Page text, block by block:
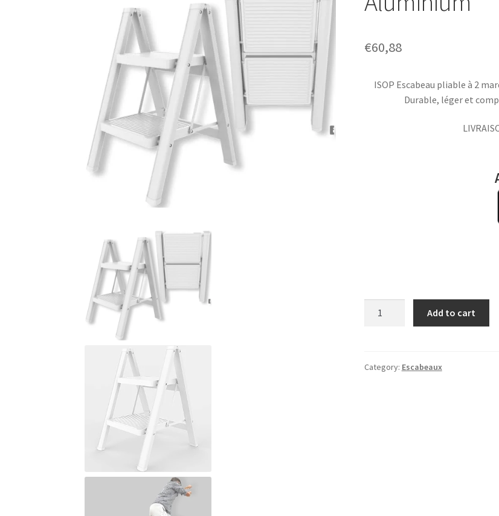
€60,88
ISOP Escabeau pliable à 2
Durable, léger et
2
Add to cart
Category: Escabeaux